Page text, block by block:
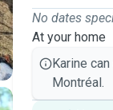
No dates
At your home
Karine
Montréal.